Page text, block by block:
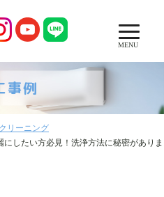
MENU
事例
リーニング
したい方必見！洗浄方法に秘密がありま